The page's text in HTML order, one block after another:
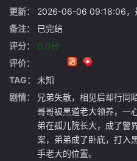
更新：
2026-06-06 09:18:06，
备注：
已完结
评分：
0.0分
评价：
TAG：
未知
剧情：
兄弟失散，相见后却行同
哥哥被黑道老大领养，一
弟在孤儿院长大，成了警
案，弟弟成了卧底，打入
手老大的位置。